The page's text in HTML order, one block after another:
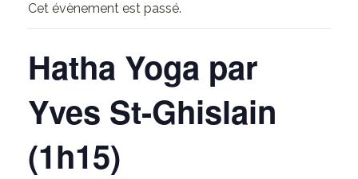
Cet évènement est passé.
Hatha Yoga par
Yves St-Ghislain
(1h15)